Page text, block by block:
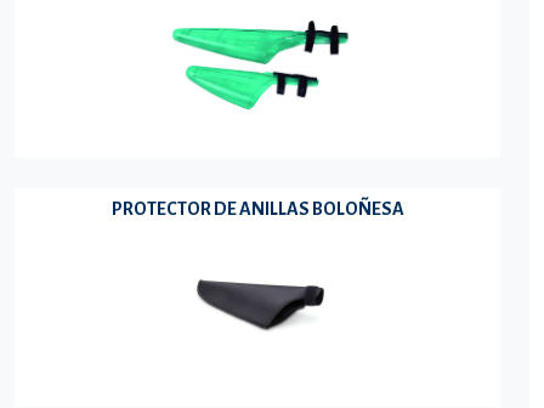
PROTECTOR DE ANILLAS BOLOÑESA